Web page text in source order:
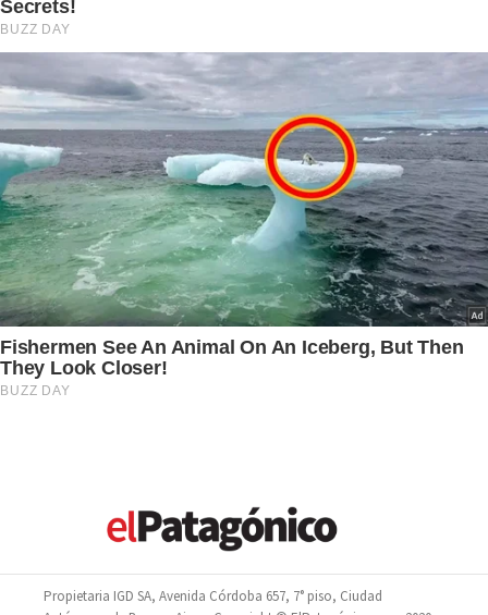
Propietaria IGD SA, Avenida Córdoba 657, 7° piso, Ciudad